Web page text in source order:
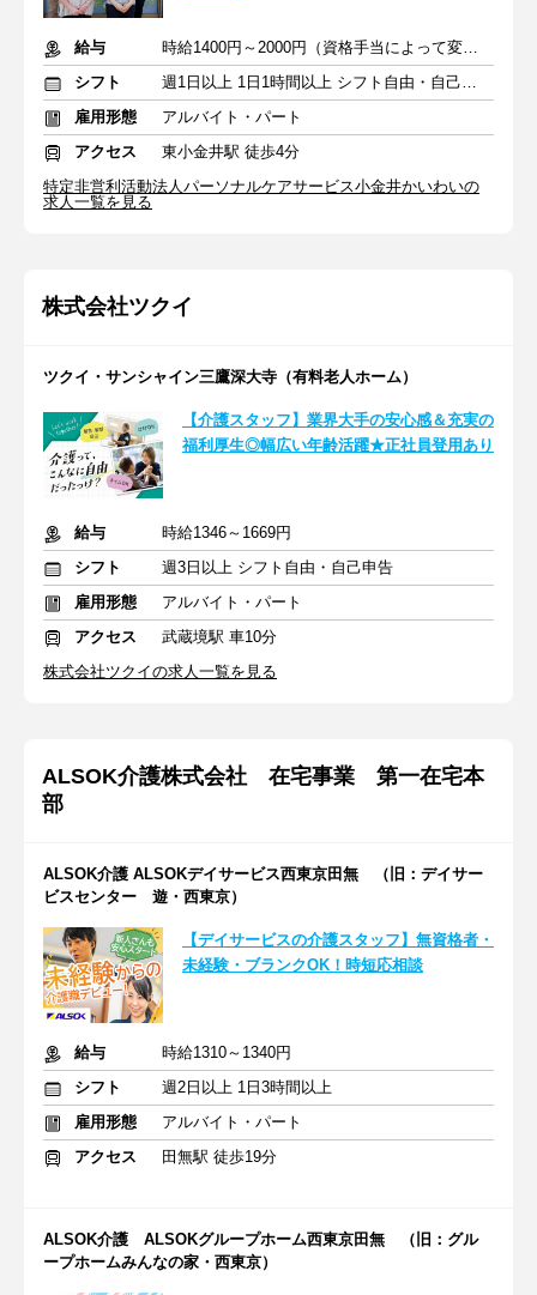
給与
時給1400円～2000円（資格手当によって変動あり）＋交通費
シフト
週1日以上 1日1時間以上 シフト自由・自己申告
雇用形態
アルバイト・パート
アクセス
東小金井駅 徒歩4分
特定非営利活動法人パーソナルケアサービス小金井かいわいの
求人一覧を見る
株式会社ツクイ
ツクイ・サンシャイン三鷹深大寺（有料老人ホーム）
【介護スタッフ】業界大手の安心感＆充実の
福利厚生◎幅広い年齢活躍★正社員登用あり
給与
時給1346～1669円
シフト
週3日以上 シフト自由・自己申告
雇用形態
アルバイト・パート
アクセス
武蔵境駅 車10分
株式会社ツクイの求人一覧を見る
ALSOK介護株式会社 在宅事業 第一在宅本
部
ALSOK介護 ALSOKデイサービス西東京田無 （旧：デイサー
ビスセンター 遊・西東京）
【デイサービスの介護スタッフ】無資格者・
未経験・ブランクOK！時短応相談
給与
時給1310～1340円
シフト
週2日以上 1日3時間以上
雇用形態
アルバイト・パート
アクセス
田無駅 徒歩19分
ALSOK介護 ALSOKグループホーム西東京田無 （旧：グル
ープホームみんなの家・西東京）